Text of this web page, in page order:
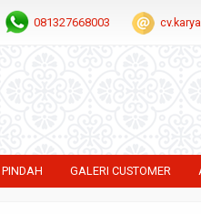
081327668003
GALERI CUSTOMER